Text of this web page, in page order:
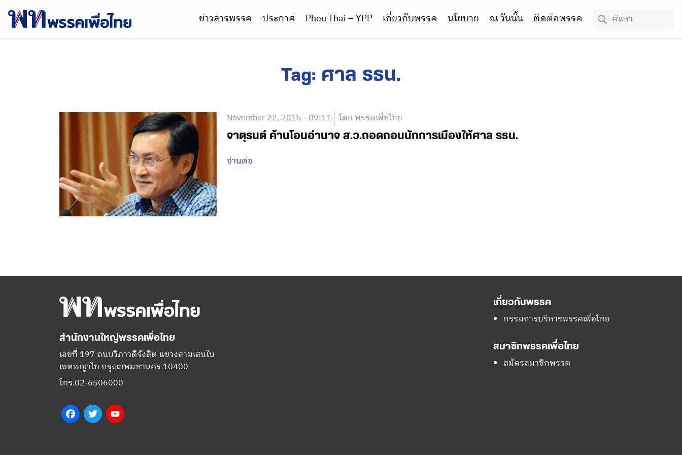
ข่าวสารพรรค ประกาศ Pheu Thai – YPP เกี่ยวกับพรรค นโยบาย ณ วันนั้น ติดต่อพรรค
Tag: ศาล รธน.
November 22, 2015 - 09:11 โดย พรรคเพื่อไทย
จาตุรนต์ ค้านโอนอำนาจ ส.ว.ถอดถอนนักการเมืองให้ศาล รธน.
อ่านต่อ
สำนักงานใหญ่พรรคเพื่อไทย
เลขที่ 197 ถนนวิภาวดีรังสิต แขวงสามเสนใน
เขตพญาไท กรุงเทพมหานคร 10400
โทร.02-6506000
FacebookTwitter
เกี่ยวกับพรรค
กรรมการบริหารพรรคเพื่อไทย
สมาชิกพรรคเพื่อไทย
สมัครสมาชิกพรรค